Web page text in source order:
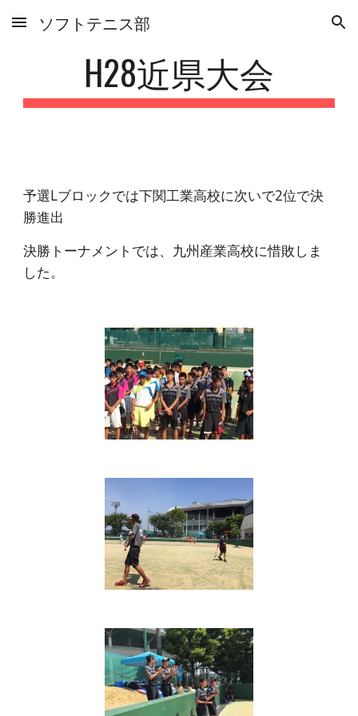
Skip to main content Skip to navigation
ソフトテニス部
H28近県大会
予選Lブロックでは下関工業高校に次いで2位で決
勝進出
決勝トーナメントでは、九州産業高校に惜敗しま
した。